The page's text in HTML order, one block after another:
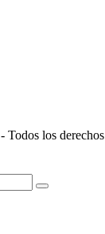
- Todos los